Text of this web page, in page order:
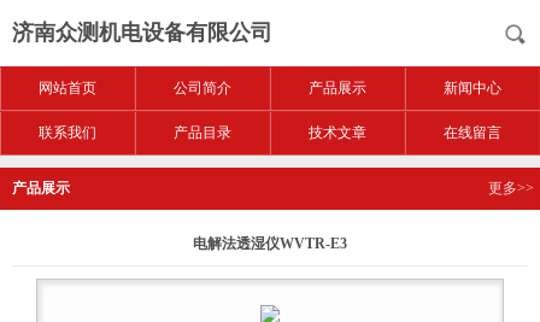
济南众测机电设备有限公司
网站首页 公司简介 产品展示 新闻中心
联系我们 产品目录 技术文章 在线留言
产品展示 更多>>
电解法透湿仪WVTR-E3